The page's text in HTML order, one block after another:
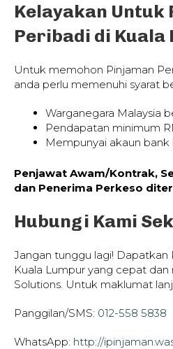
Kelayakan Untuk
Peribadi di Kuala
Untuk memohon Pinjaman
anda perlu memenuhi syarat
Warganegara Malaysia
Pendapatan minimum
Mempunyai akaun
Penjawat Awam/Kontrak,
dan Penerima Perkeso
Hubungi Kami
Jangan tunggu lagi! Dapatkan
Kuala Lumpur yang cepat
Solutions. Untuk maklumat
Panggilan/SMS: 012-558 5838
WhatsApp: http://